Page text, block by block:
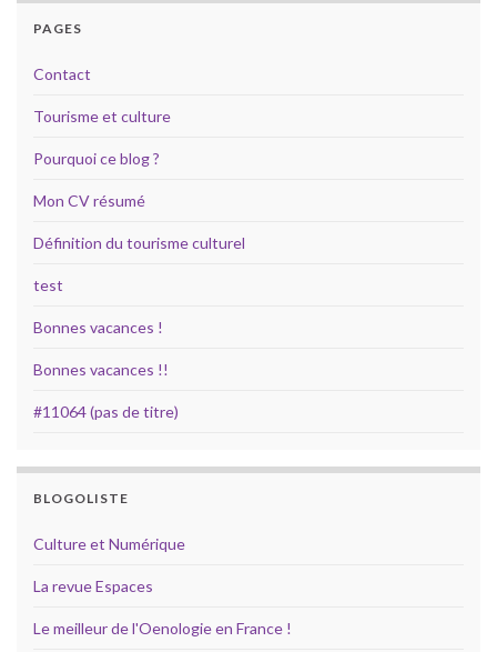
PAGES
Contact
Tourisme et culture
Pourquoi ce blog ?
Mon CV résumé
Définition du tourisme culturel
test
Bonnes vacances !
Bonnes vacances !!
#11064 (pas de titre)
BLOGOLISTE
Culture et Numérique
La revue Espaces
Le meilleur de l'Oenologie en France !